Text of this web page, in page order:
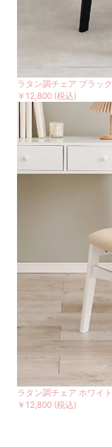
ラタン調チェア ブラック
￥12,800 (税込)
ラタン調チェア ホワイト
￥12,800 (税込)